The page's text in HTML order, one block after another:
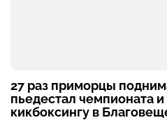
27 раз приморцы
пьедестал чемпионата
кикбоксингу в